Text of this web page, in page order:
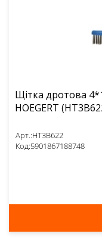
Щітка дротова
HOEGERT
Арт.:HT3B622
Код:5901867188748